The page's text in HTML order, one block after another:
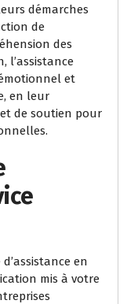
démarches
de
des
l’assistance
et
en leur
de soutien pour
en
mis à votre